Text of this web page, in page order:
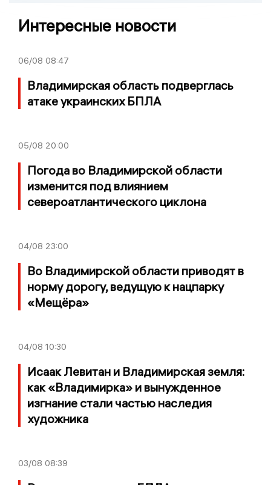
Интересные новости
06/08 08:47
Владимирская область подверглась
атаке украинских БПЛА
05/08 20:00
Погода во Владимирской области
изменится под влиянием
североатлантического циклона
04/08 23:00
Во Владимирской области приводят в
норму дорогу, ведущую к нацпарку
«Мещёра»
04/08 10:30
Исаак Левитан и Владимирская земля:
как «Владимирка» и вынужденное
изгнание стали частью наследия
художника
03/08 08:39